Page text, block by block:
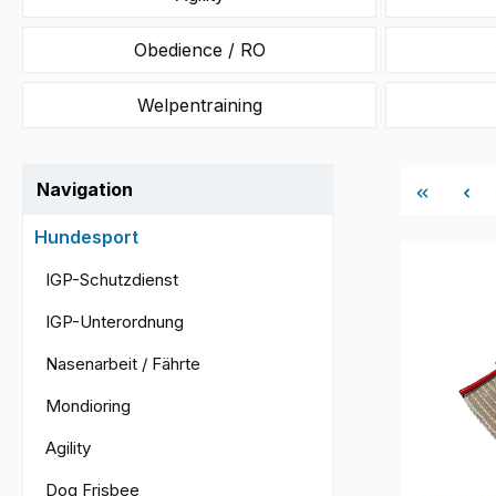
Obedience / RO
Welpentraining
Navigation
Hundesport
IGP-Schutzdienst
IGP-Unterordnung
Nasenarbeit / Fährte
Mondioring
Agility
Dog Frisbee